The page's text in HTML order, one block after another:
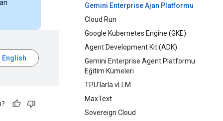
Gemini Enterprise Ajan Platformu
Cloud Run
Google Kubernetes Engine (GKE)
Agent Development Kit (ADK)
Gemini Enterprise Agent Platformu
Eğitim Kümeleri
TPU'larla vLLM
MaxText
Sovereign Cloud